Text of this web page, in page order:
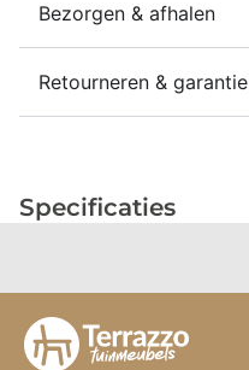
Bezorgen & afhalen
Retourneren & garantie
Specificaties